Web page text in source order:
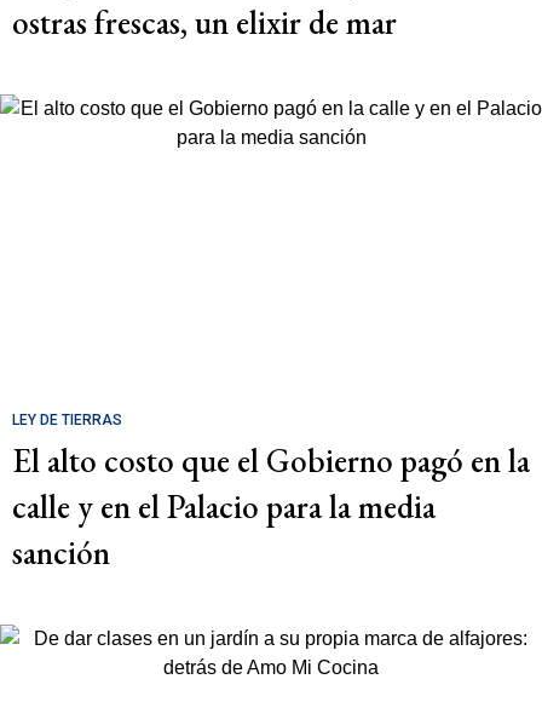
ostras frescas, un elixir de mar
LEY DE TIERRAS
El alto costo que el Gobierno pagó en la
calle y en el Palacio para la media
sanción